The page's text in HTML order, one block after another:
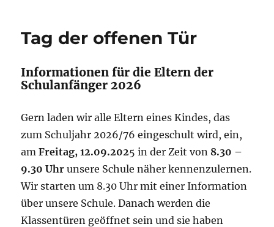
Tag der offenen Tür
Informationen für die Eltern der
Schulanfänger 2026
Gern laden wir alle Eltern eines Kindes, das
zum Schuljahr 2026/76 eingeschult wird, ein,
amFreitag, 12.09.2025 in der Zeit von 8.30 –
9.30 Uhr unsere Schule näher kennenzulernen.
Wir starten um 8.30 Uhr mit einer Information
über unsere Schule. Danach werden die
Klassentüren geöffnet sein und sie haben